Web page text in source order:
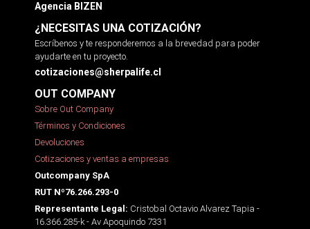
Agencia BIZEN
¿NECESITAS UNA COTIZACIÓN?
Escríbenos y te responderemos a la brevedad para poder
ayudarte en tu proyecto.
cotizaciones@sherpalife.cl
OUT COMPANY
Sobre Out Company
Términos y Condiciones
Devoluciones
Cotizaciones y ventas a empresas
Outcompany SpA
RUT Nº76.266.293-0
Representante Legal: Cristobal Octavio Alvarez Tapia -
16.366.285-k - Av Apoquindo 7331